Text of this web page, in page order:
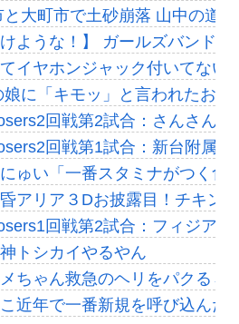
と大町市で土砂崩落 山中の道
けような！】 ガールズバンド
イヤホンジャック付いてない
娘に「キモッ」と言われたお
回戦第2試合：さんさん
回戦第1試合：新台附属
にゅい「一番スタミナがつく食
昏アリア３Dお披露目！チキン
回戦第2試合：フィジア
トシカイやるやん
メちゃん救急のヘリをパクる→
こ近年で一番新規を呼び込んだ